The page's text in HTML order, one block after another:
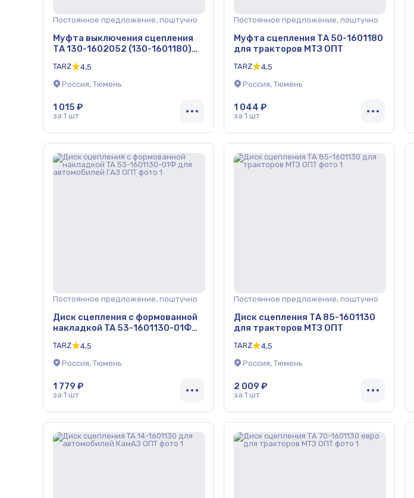
Постоянное предложение, поштучно
Муфта выключения сцепления
ТА 130-1602052 (130-1601180)
TARZ
4,5
Россия, Тюмень
1 015 ₽
за 1 шт
Постоянное предложение, поштучно
Муфта сцепления ТА 50-1601180
для тракторов МТЗ ОПТ
TARZ
4,5
Россия, Тюмень
1 044 ₽
за 1 шт
Постоянное предложение, поштучно
Диск сцепления с формованной
накладкой TA 53-1601130-01Ф
TARZ
4,5
Россия, Тюмень
1 779 ₽
за 1 шт
Постоянное предложение, поштучно
Диск сцепления ТА 85-1601130
для тракторов МТЗ ОПТ
TARZ
4,5
Россия, Тюмень
2 009 ₽
за 1 шт